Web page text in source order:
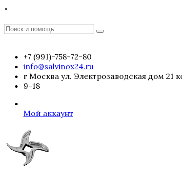
Перейти
содержимому
×
Поиск
Поиск
+7 (991)-758-72-80
info@salvinox24.ru
г Москва ул. Электрозаводская дом 21
9-18
Мой аккаунт